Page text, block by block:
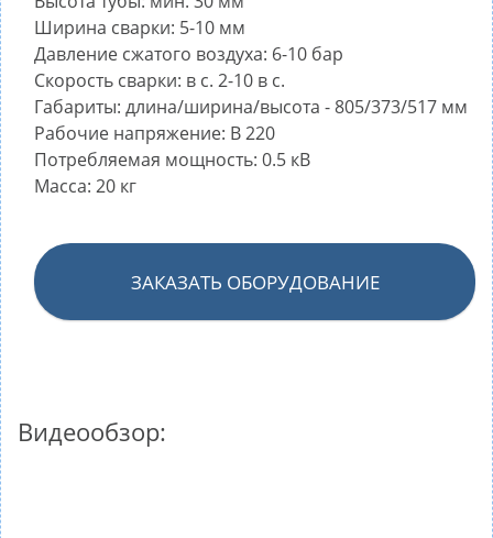
Ширина сварки: 5-10 мм
Давление сжатого воздуха: 6-10 бар
Скорость сварки: в с. 2-10 в с.
Габариты: длина/ширина/высота - 805/373/517 мм
Рабочие напряжение: В 220
Потребляемая мощность: 0.5 кВ
Масса: 20 кг
ЗАКАЗАТЬ ОБОРУДОВАНИЕ
Видеообзор: